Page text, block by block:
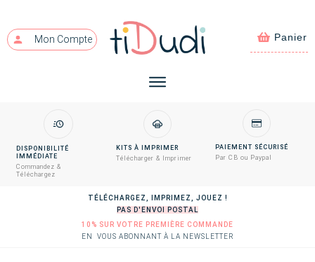
Mon Compte Panier
DISPONIBILITÉ
IMMÉDIATE
Commandez &
Téléchargez
KITS À IMPRIMER
Télécharger & Imprimer
PAIEMENT SÉCURISÉ
Par CB ou Paypal
TÉLÉCHARGEZ, IMPRIMEZ, JOUEZ !
PAS D'ENVOI POSTAL
10% SUR VOTRE PREMIÈRE COMMANDE
EN VOUS ABONNANT À LA NEWSLETTER